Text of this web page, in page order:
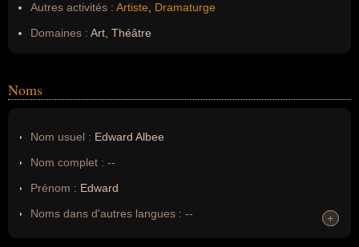
Autres activités : Artiste
Dramaturge
Domaines : Art, Théâtre
Noms
Nom usuel : Edward Albee
Nom complet : --
Prénom : Edward
Noms dans d'autres langues : --
+
+